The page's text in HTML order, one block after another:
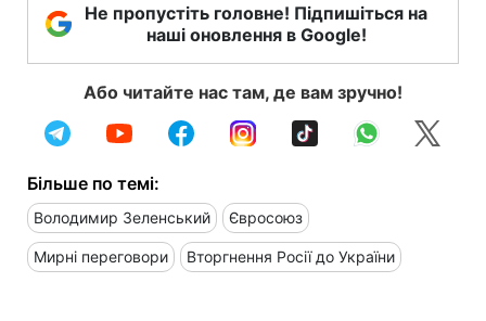
Не пропустіть головне! Підпишіться на
наші оновлення в Google!
Або читайте нас там, де вам зручно!
Більше по темі:
Володимир Зеленський Євросоюз
Мирні переговори Вторгнення Росії до України